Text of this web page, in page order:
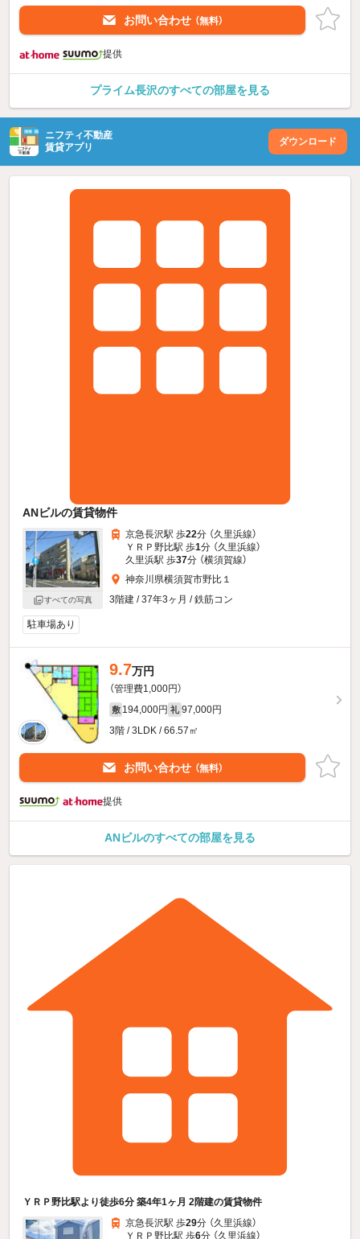
お問い合わせ （無料）
提供
プライム長沢のすべての部屋を見る
ニフティ不動産
賃貸アプリ
ダウンロード
ANビルの賃貸物件
すべての写真
京急長沢駅 歩22分 （久里浜線）
ＹＲＰ野比駅 歩1分 （久里浜線）
久里浜駅 歩37分 （横須賀線）
神奈川県横須賀市野比１
3階建 / 37年3ヶ月 / 鉄筋コン
駐車場あり
9.7万円
（管理費1,000円）
敷 194,000円 礼 97,000円
3階 / 3LDK / 66.57㎡
お問い合わせ （無料）
提供
ANビルのすべての部屋を見る
ＹＲＰ野比駅より徒歩6分 築4年1ヶ月 2階建の賃貸物件
京急長沢駅 歩29分 （久里浜線）
ＹＲＰ野比駅 歩6分 （久里浜線）